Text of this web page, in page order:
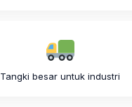
Tangki besar untuk industri